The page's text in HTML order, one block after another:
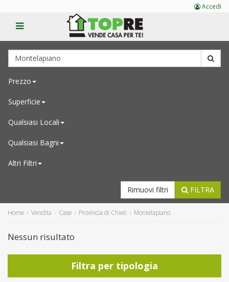
Prezzo
Superficie
Qualsiasi Locali
Qualsiasi Bagni
Altri Filtri
FILTRA
Rimuovi filtri
Home Vendita Case Provincia di Chieti Montelapiano
Nessun risultato
Filtra per tipologia
Accedi